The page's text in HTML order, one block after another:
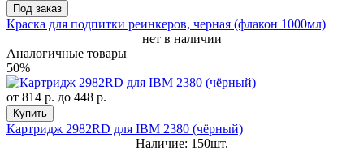
Под заказ
Краска для подпитки реинкеров, черная (флакон 1000мл)
нет в наличии
Аналогичные товары
50%
от 814 р. до 448 р.
Купить
Картридж 2982RD для IBM 2380 (чёрный)
Наличие: 150шт.